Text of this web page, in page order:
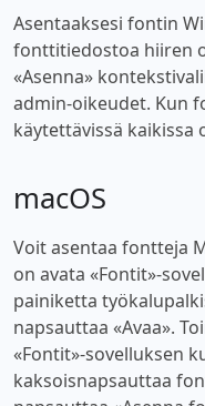
Asentaaksesi fontin
fonttitiedostoa hiiren
«Asenna»
admin-oikeudet. Kun
käytettävissä kaikissa
macOS
Voit asentaa fontteja
on avata «Fontit»-
painiketta
napsauttaa «Avaa».
«Fontit»-sovelluksen
kaksoisnapsauttaa